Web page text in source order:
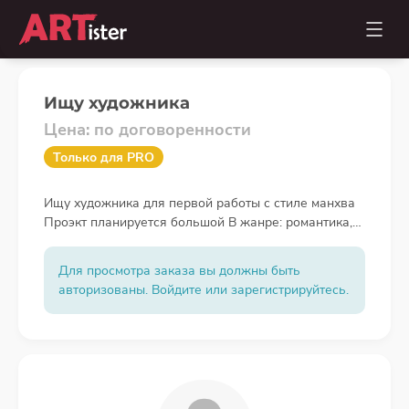
Ищу художника
Цена: по договоренности
Только для PRO
Ищу художника для первой работы с стиле манхва
Проэкт планируется большой В жанре: романтика,
примеру работы "тайные покои покинутой
принцессы"
Для просмотра заказа вы должны быть
авторизованы. Войдите или зарегистрируйтесь.